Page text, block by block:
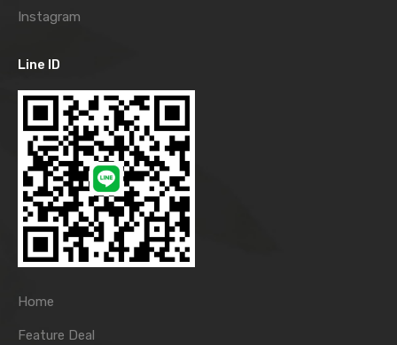
Instagram
Line ID
Home
Feature Deal